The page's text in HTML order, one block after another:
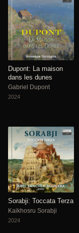
Dupont: La maison
dans les dunes
Gabriel Dupont
2024
Sorabji: Toccata Terza
Kaikhosru Sorabji
2024